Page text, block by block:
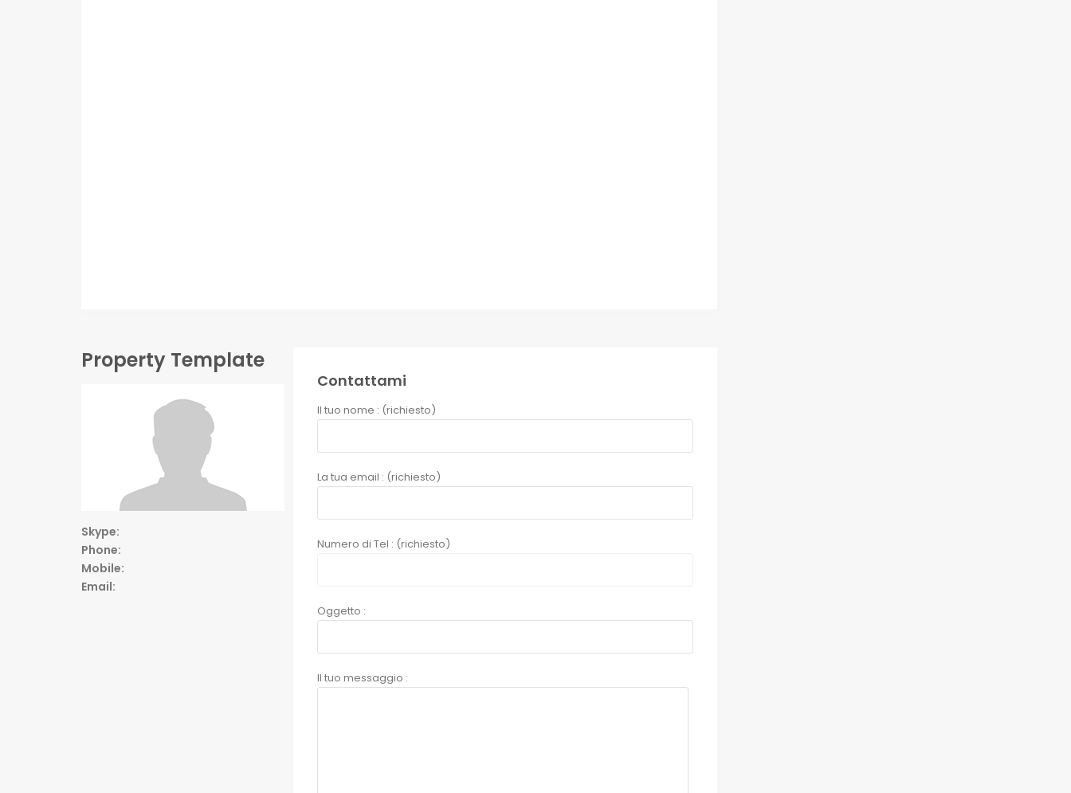
Property Template
Skype:
Phone:
Mobile:
Email:
Contattami
Il tuo nome : (richiesto)
La tua email : (richiesto)
Numero di Tel : (richiesto)
Oggetto :
Il tuo messaggio :